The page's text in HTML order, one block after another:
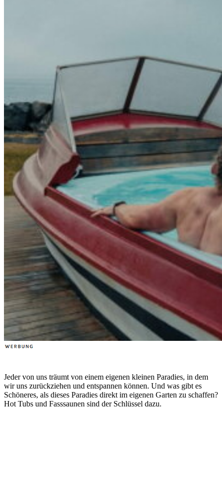
Jeder von uns träumt von einem eigenen kleinen Paradies, in dem
wir uns zurückziehen und entspannen können. Und was gibt es
Schöneres, als dieses Paradies direkt im eigenen Garten zu schaffen?
Hot Tubs und Fasssaunen sind der Schlüssel dazu.